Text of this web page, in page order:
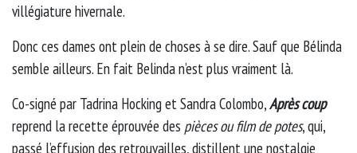
villégiature hivernale.
Donc ces dames ont plein de choses à se dire. Sauf que Bélinda
semble ailleurs. En fait Belinda n’est plus vraiment là.
Co-signé par Tadrina Hocking et Sandra Colombo,Après coup
reprend la recette éprouvée des pièces ou film de potes, qui,
passé l’effusion des retrouvailles, distillent une nostalgie